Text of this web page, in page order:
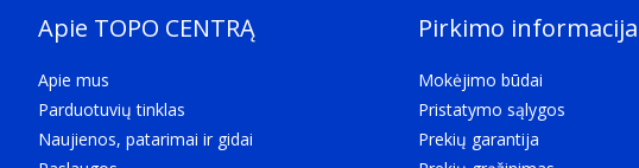
Apie TOPO CENTRĄ
Apie mus
Parduotuvių tinklas
Naujienos, patarimai ir gidai
Pirkimo informacija
Mokėjimo būdai
Pristatymo sąlygos
Prekių garantija